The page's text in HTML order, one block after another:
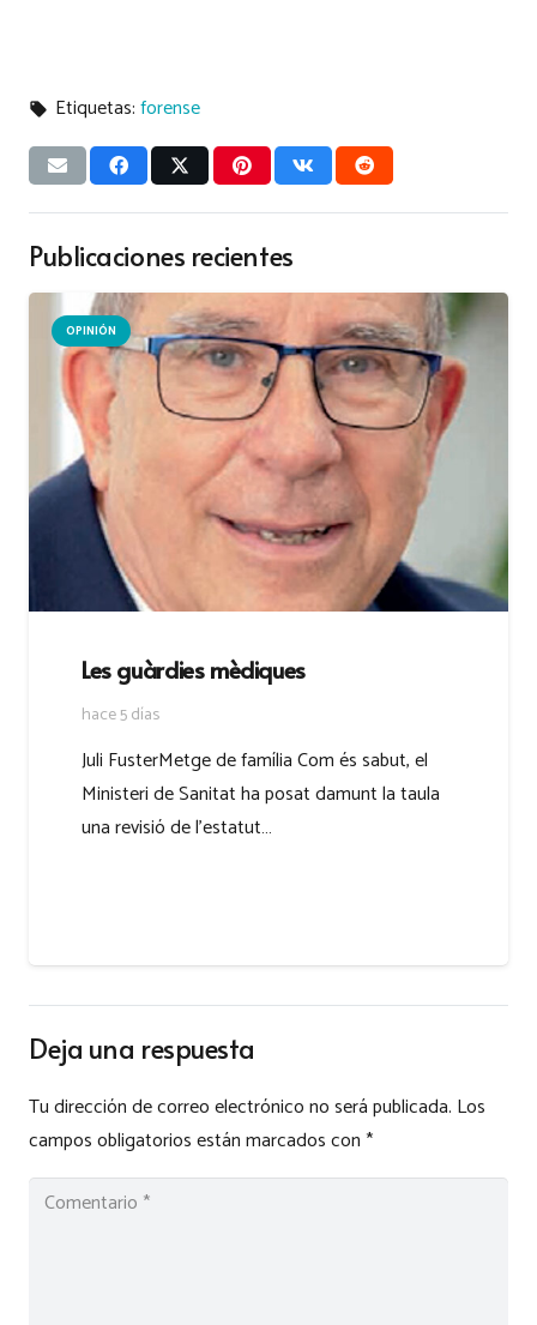
local_offer Etiquetas:forense
Publicaciones recientes
OPINIÓN
Les guàrdies mèdiques
hace 5 días
Juli FusterMetge de família Com és sabut, el
Ministeri de Sanitat ha posat damunt la taula
una revisió de l’estatut…
Deja una respuesta
Tu dirección de correo electrónico no será publicada. Los
campos obligatorios están marcados con*